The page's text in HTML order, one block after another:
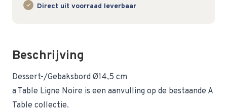
Direct uit voorraad leverbaar
Beschrijving
Dessert-/Gebaksbord Ø14,5 cm
a Table Ligne Noire is een aanvulling op de bestaande A
Table collectie.